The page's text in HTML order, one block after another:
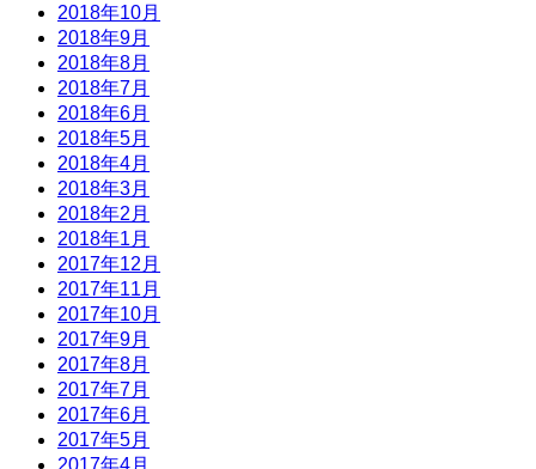
2018年10月
2018年9月
2018年8月
2018年7月
2018年6月
2018年5月
2018年4月
2018年3月
2018年2月
2018年1月
2017年12月
2017年11月
2017年10月
2017年9月
2017年8月
2017年7月
2017年6月
2017年5月